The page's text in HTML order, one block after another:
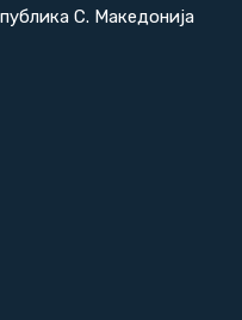
С. Македонија